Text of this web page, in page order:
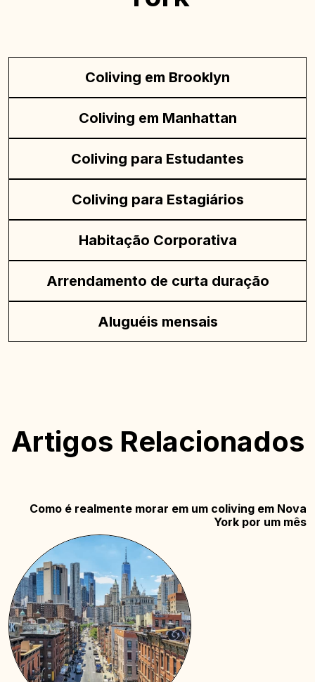
Coliving em Brooklyn
Coliving em Manhattan
Coliving para Estudantes
Coliving para Estagiários
Habitação Corporativa
Arrendamento de curta duração
Aluguéis mensais
Artigos Relacionados
Como é realmente morar em um coliving em Nova
York por um mês